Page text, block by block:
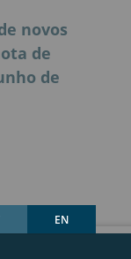
EN
novos
de
de